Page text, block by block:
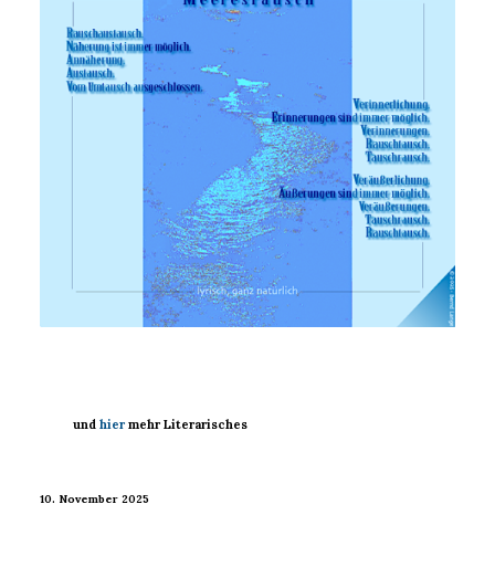
und hier mehr Literarisches
10. November 2025